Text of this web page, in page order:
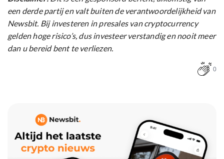
een derde partij en valt buiten de verantwoordelijkheid van
Newsbit. Bij investeren in presales van cryptocurrency
gelden hoge risico’s, dus investeer verstandig en nooit meer
dan u bereid bent te verliezen.
0